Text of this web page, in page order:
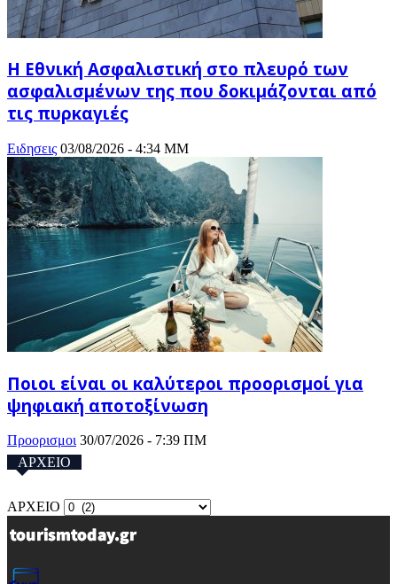
Η Εθνική Ασφαλιστική στο πλευρό των
ασφαλισμένων της που δοκιμάζονται από
τις πυρκαγιές
Ειδησεις 03/08/2026 - 4:34 ΜΜ
Ποιοι είναι οι καλύτεροι προορισμοί για
ψηφιακή αποτοξίνωση
Προορισμοι 30/07/2026 - 7:39 ΠΜ
ΑΡΧΕΙΟ
ΑΡΧΕΙΟ